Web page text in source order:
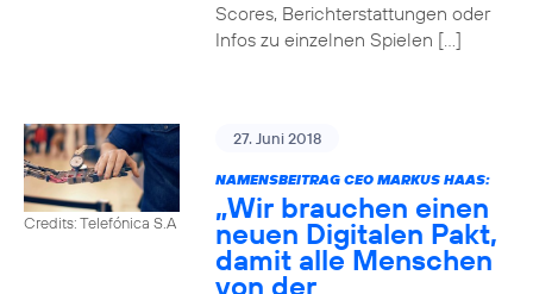
Scores, Berichterstattungen oder
Infos zu einzelnen Spielen […]
Credits: Telefónica S.A
27. Juni 2018
NAMENSBEITRAG CEO MARKUS HAAS:
„Wir brauchen einen
neuen Digitalen Pakt,
damit alle Menschen
von der